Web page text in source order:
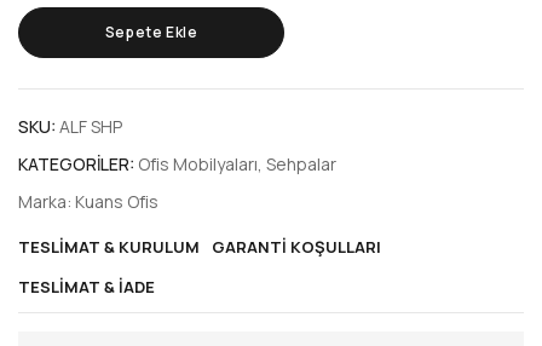
Sepete Ekle
SKU: ALF SHP
KATEGORILER: Ofis Mobilyaları Sehpalar
Marka: Kuans Ofis
TESLIMAT & KURULUM
GARANTI KOŞULLARI
TESLIMAT & İADE